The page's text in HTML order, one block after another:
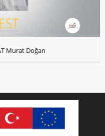
Murat Doğan